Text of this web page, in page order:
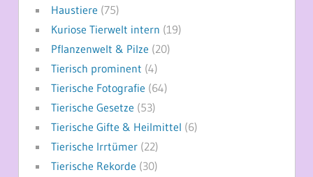
Haustiere (75)
Kuriose Tierwelt intern (19)
Pflanzenwelt & Pilze (20)
Tierisch prominent (4)
Tierische Fotografie (64)
Tierische Gesetze (53)
Tierische Gifte & Heilmittel (6)
Tierische Irrtümer(22)
Tierische Rekorde (30)